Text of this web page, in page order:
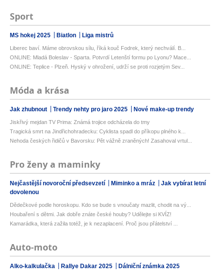
Sport
MS hokej 2025 Biatlon Liga mistrů
Liberec baví. Máme obrovskou sílu, říká kouč Fodrek, který nechválí. B...
ONLINE: Mladá Boleslav - Sparta. Potvrdí Letenští formu po Lyonu? Mace...
ONLINE: Teplice - Plzeň. Hyský v ohrožení, udrží se proti rozjetým Sev...
Móda a krása
Jak zhubnout Trendy nehty pro jaro 2025 Nové make-up trendy
Jiskřivý mejdan TV Prima: Známá trojice odcházela do tmy
Tragická smrt na Jindřichohradecku: Cyklista spadl do příkopu plného k...
Nehoda českých řidičů v Bavorsku: Pět vážně zraněných! Zasahoval vrtul...
Pro ženy a maminky
Nejčastější novoroční předsevzetí Miminko a mráz
Jak vybírat letní
dovolenou
Dědečkové podle horoskopu. Kdo se bude s vnoučaty mazlit, chodit na vý...
Houbaření s dětmi. Jak dobře znáte české houby? Udělejte si KVÍZ!
Kamarádka, která zažila totéž, je k nezaplacení. Proč jsou přátelství ...
Auto-moto
Alko-kalkulačka Rallye Dakar 2025 Dálniční známka 2025